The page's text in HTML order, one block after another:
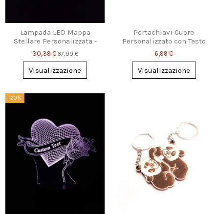
Lampada LED Mappa
Stellare Personalizzata -
Regalo Unico
30,39 €37,99 €
Visualizzazione
Portachiavi Cuore
Personalizzato con Testo
Inciso
6,99 €
Visualizzazione
-20%